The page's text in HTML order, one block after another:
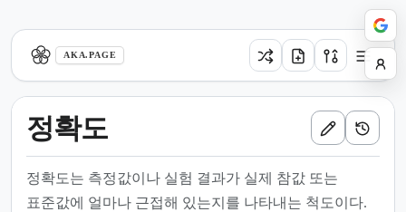
AKA.PAGE
정확도
정확도는 측정값이나 실험 결과가 실제 참값 또는
표준값에 얼마나 근접해 있는지를 나타내는 척도이다.